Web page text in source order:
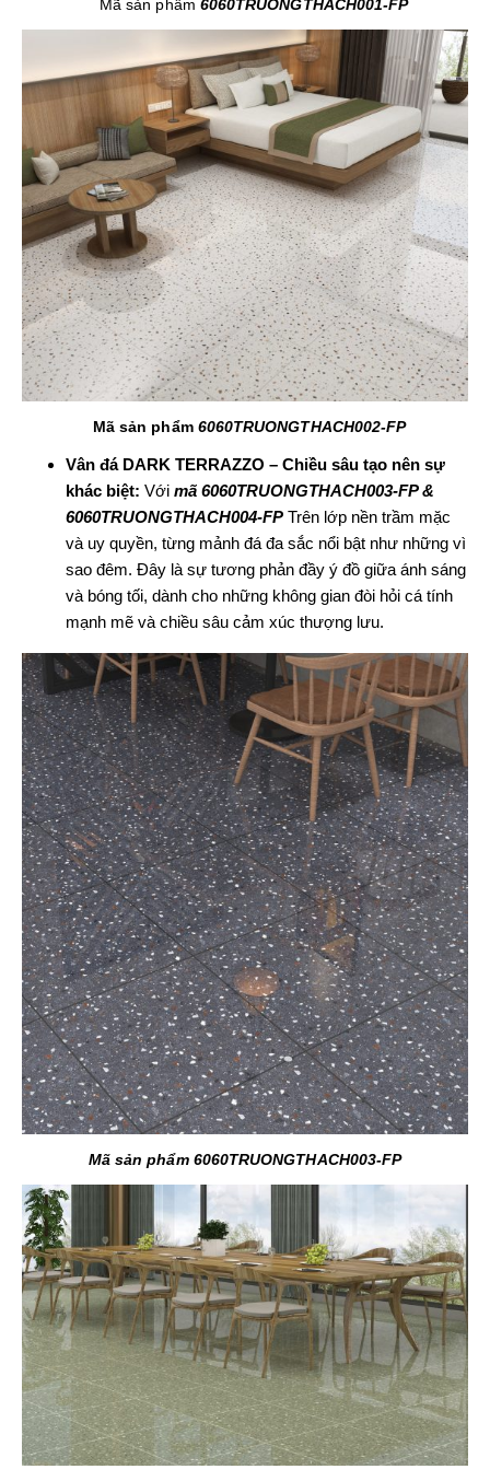
Mã sản phẩm 6060TRUONGTHACH001-FP
Mã sản phẩm 6060TRUONGTHACH002-FP
Vân đá DARK TERRAZZO – Chiều sâu tạo nên sự
khác biệt: Với mã 6060TRUONGTHACH003-FP &
6060TRUONGTHACH004-FP Trên lớp nền trầm mặc
và uy quyền, từng mảnh đá đa sắc nổi bật như những vì
sao đêm. Đây là sự tương phản đầy ý đồ giữa ánh sáng
và bóng tối, dành cho những không gian đòi hỏi cá tính
mạnh mẽ và chiều sâu cảm xúc thượng lưu.
Mã sản phẩm 6060TRUONGTHACH003-FP